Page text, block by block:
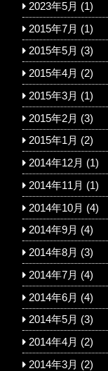
2023年5月 (1)
2015年7月 (1)
2015年5月 (3)
2015年4月 (2)
2015年3月 (1)
2015年2月 (3)
2015年1月 (2)
2014年12月 (1)
2014年11月 (1)
2014年10月 (4)
2014年9月 (4)
2014年8月 (3)
2014年7月 (4)
2014年6月 (4)
2014年5月 (3)
2014年4月 (2)
2014年3月 (2)